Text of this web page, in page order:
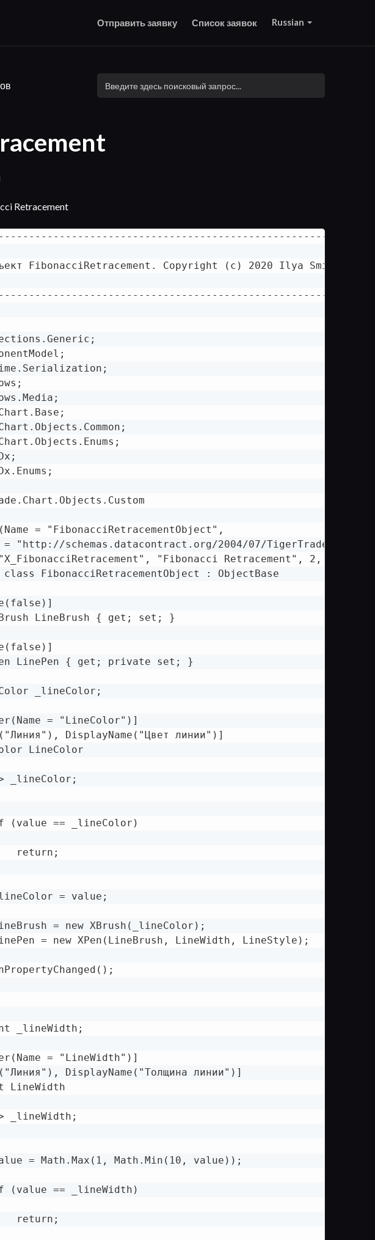
Отправить заявку Список заявок Russian
Retracement
FibonacciRetracement. Copyright (c) 2020 Ilya
= "FibonacciRetracementObject",
"http://schemas.datacontract.org/2004/07/
"Fibonacci Retracement", 2, Type =
FibonacciRetracementObject : ObjectBase
LineBrush { get; set; }
LinePen { get; private set; }
_lineColor;
= "LineColor")]
DisplayName("Цвет линии")]
LineColor
_lineColor;
(value == _lineColor)
return;
= value;
= new XBrush(_lineColor);
= new XPen(LineBrush, LineWidth, LineStyle);
_lineWidth;
= "LineWidth")]
DisplayName("Толщина линии")]
LineWidth
_lineWidth;
= Math.Max(1, Math.Min(10, value));
(value == _lineWidth)
return;